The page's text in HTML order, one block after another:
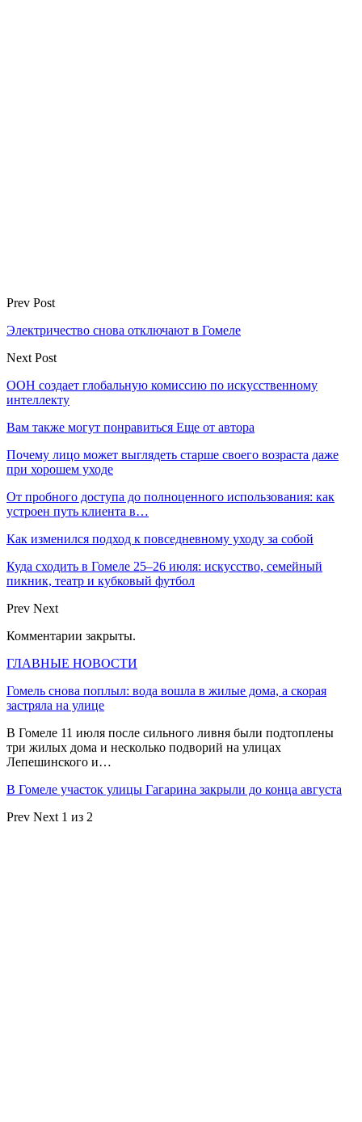
Prev Post
Электричество снова отключают в Гомеле
Next Post
ООН создает глобальную комиссию по искусственному
интеллекту
Вам также могут понравиться Еще от автора
Почему лицо может выглядеть старше своего возраста даже
при хорошем уходе
От пробного доступа до полноценного использования: как
устроен путь клиента в…
Как изменился подход к повседневному уходу за собой
Куда сходить в Гомеле 25–26 июля: искусство, семейный
пикник, театр и кубковый футбол
Prev Next
Комментарии закрыты.
ГЛАВНЫЕ НОВОСТИ
Гомель снова поплыл: вода вошла в жилые дома, а скорая
застряла на улице
В Гомеле 11 июля после сильного ливня были подтоплены
три жилых дома и несколько подворий на улицах
Лепешинского и…
В Гомеле участок улицы Гагарина закрыли до конца августа
Prev Next 1 из 2